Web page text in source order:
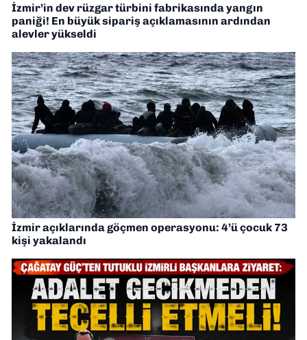
İzmir’in dev rüzgar türbini fabrikasında yangın
paniği! En büyük sipariş açıklamasının ardından
alevler yükseldi
İzmir açıklarında göçmen operasyonu: 4’ü çocuk 73
kişi yakalandı